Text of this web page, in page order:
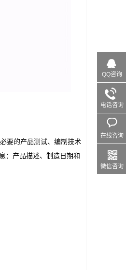
要的产品测试、编制技术
：产品描述、制造日期和
QQ咨询
电话咨询
在线咨询
微信咨询